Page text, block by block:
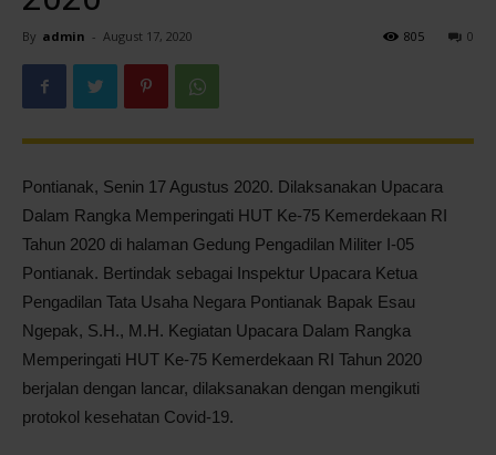
By admin - August 17, 2020 0
805
Pontianak, Senin 17 Agustus 2020. Dilaksanakan Upacara
Dalam Rangka Memperingati HUT Ke-75 Kemerdekaan RI
Tahun 2020 di halaman Gedung Pengadilan Militer I-05
Pontianak. Bertindak sebagai Inspektur Upacara Ketua
Pengadilan Tata Usaha Negara Pontianak Bapak Esau
Ngepak, S.H., M.H. Kegiatan Upacara Dalam Rangka
Memperingati HUT Ke-75 Kemerdekaan RI Tahun 2020
berjalan dengan lancar, dilaksanakan dengan mengikuti
protokol kesehatan Covid-19.